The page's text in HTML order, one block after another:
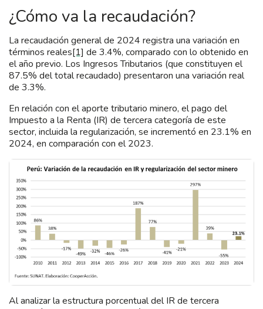
¿Cómo va la recaudación?
La recaudación general de 2024 registra una variación en
términos reales[1] de 3.4%, comparado con lo obtenido en
el año previo. Los Ingresos Tributarios (que constituyen el
87.5% del total recaudado) presentaron una variación real
de 3.3%.
En relación con el aporte tributario minero, el pago del
Impuesto a la Renta (IR) de tercera categoría de este
sector, incluida la regularización, se incrementó en 23.1% en
2024, en comparación con el 2023.
Al analizar la estructura porcentual del IR de tercera